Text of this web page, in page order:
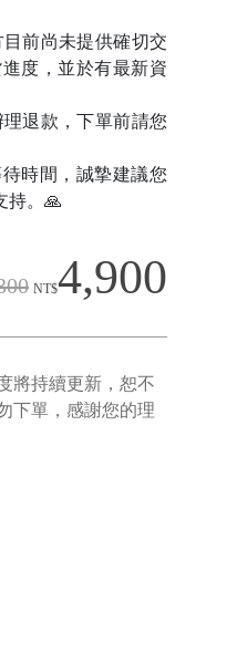
前尚未提供確切交
度，並於有最新資
退款，下單前請您
時間，誠摯建議您
持。🙏
NT$4,900
將持續更新，恕不
下單，感謝您的理